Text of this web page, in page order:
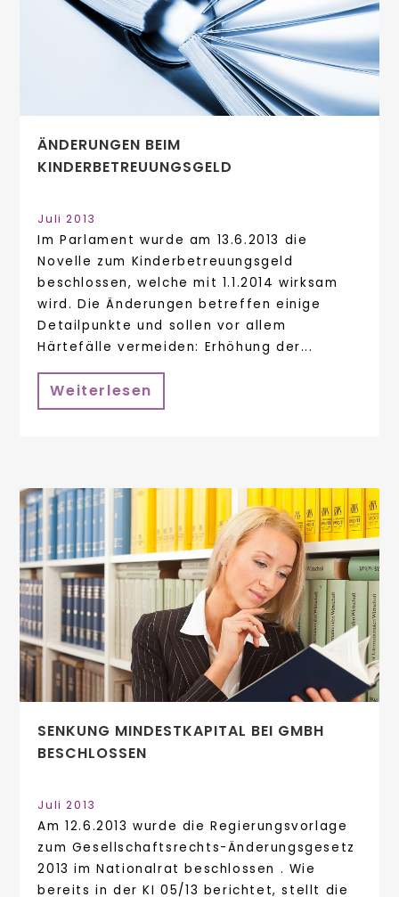
ÄNDERUNGEN BEIM
KINDERBETREUUNGSGELD
Juli 2013
Im Parlament wurde am 13.6.2013 die
Novelle zum Kinderbetreuungsgeld
beschlossen, welche mit 1.1.2014 wirksam
wird. Die Änderungen betreffen einige
Detailpunkte und sollen vor allem
Härtefälle vermeiden: Erhöhung der...
Weiterlesen
SENKUNG MINDESTKAPITAL BEI GMBH
BESCHLOSSEN
Juli 2013
Am 12.6.2013 wurde die Regierungsvorlage
zum Gesellschaftsrechts-Änderungsgesetz
2013 im Nationalrat beschlossen . Wie
bereits in der KI 05/13 berichtet, stellt die